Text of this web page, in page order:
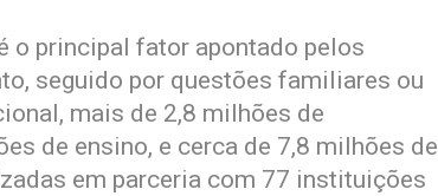
o principal fator apontado pelos
seguido por questões familiares ou
mais de 2,8 milhões de
de ensino, e cerca de 7,8 milhões de
em parceria com 77 instituições